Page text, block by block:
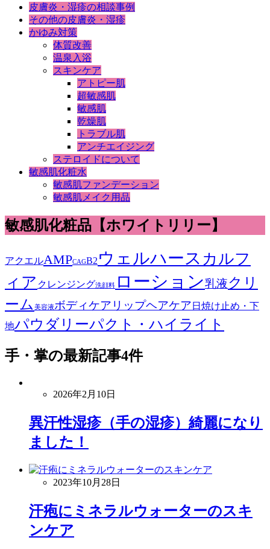
皮膚炎・湿疹の相談事例
その他の皮膚炎・湿疹
かゆみ対策
体質改善
温泉入浴
スキンケア
アトピー肌
超敏感肌
敏感肌
乾燥肌
トラブル肌
アンチエイジング
ステロイドについて
敏感肌化粧水
敏感肌ファンデーション
敏感肌メイク用品
敏感肌化粧品【ホワイトリリー】
アクエルAMPCAGB2 ウェルハース カルフ
ィア クレンジング洗顔料 ローション乳液クリ
ーム 美容液ボディケア リップヘアケア 日焼け止め・下
地パウダリーパクト・ハイライト
手・掌の最新記事4件
2026年2月10日
異汗性湿疹（手の湿疹）綺麗になり
ました！
2023年10月28日
汗疱にミネラルウォーターのスキ
ンケア